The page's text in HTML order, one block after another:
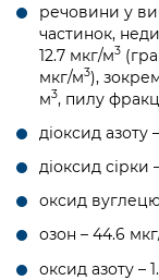
Регуляторна
Kyiv
Гендерна
Ритуальні
Іноземцям /
Пам'ятки
Портал
Рада з
осіб при
адміністрації
«Ініціатива
Уряд» –
Важливе під
Звіти про
публічну
Інформація
Про відкриті
Публічні
Контакти
media
речовини у
частинок,
12.7 мкг/м3
мкг/м3),
м3, пилу
діоксид азоту
діоксид сірки
оксид
озон – 44.6
оксид азоту –